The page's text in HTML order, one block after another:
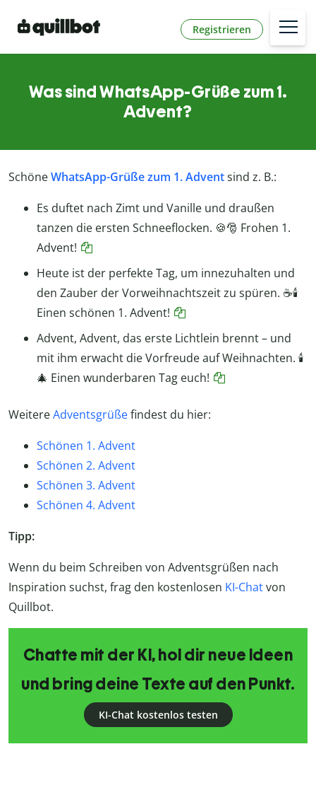
Registrieren
Was sind WhatsApp-Grüße zum 1.
Advent?
SchöneWhatsApp-Grüße zum 1. Adventsind z. B.:
Es duftet nach Zimt und Vanille und draußen
tanzen die ersten Schneeflocken. 🍪🎅 Frohen 1.
Advent!
Heute ist der perfekte Tag, um innezuhalten und
den Zauber der Vorweihnachtszeit zu spüren. ☕🕯️
Einen schönen 1. Advent!
Advent, Advent, das erste Lichtlein brennt – und
mit ihm erwacht die Vorfreude auf Weihnachten. 🕯️
🎄 Einen wunderbaren Tag euch!
WeitereAdventsgrüßefindest du hier:
Schönen 1. Advent
Schönen 2. Advent
Schönen 3. Advent
Schönen 4. Advent
Tipp:
Wenn du beim Schreiben von Adventsgrüßen nach
Inspiration suchst, frag den kostenlosen KI-Chatvon
Quillbot.
Chatte mit der KI, hol dir neue Ideen
und bring deine Texte auf den Punkt.
KI-Chat kostenlos testen